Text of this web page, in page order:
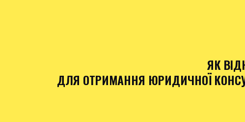
ЯК
ДЛЯ ОТРИМАННЯ ЮРИДИЧНОЇ